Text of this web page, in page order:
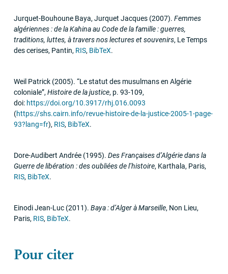
Jurquet-Bouhoune Baya, Jurquet Jacques (2007). Femmes
algériennes : de la Kahina au Code de la famille : guerres,
traditions, luttes, à travers nos lectures et souvenirs, Le Temps
des cerises, Pantin, RIS, BibTeX.
Weil Patrick (2005). “Le statut des musulmans en Algérie
coloniale”, Histoire de la justice, p. 93-109,
doi: https://doi.org/10.3917/rhj.016.0093
(https://shs.cairn.info/revue-histoire-de-la-justice-2005-1-page-
93?lang=fr), RIS, BibTeX.
Dore-Audibert Andrée (1995). Des Françaises d’Algérie dans la
Guerre de libération : des oubliées de l’histoire, Karthala, Paris,
RIS, BibTeX.
Einodi Jean-Luc (2011). Baya : d’Alger à Marseille, Non Lieu,
Paris, RIS, BibTeX.
Pour citer